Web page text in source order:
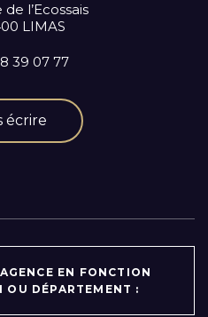
l’Ecossais
LIMAS
39 07 77
écrire
EN FONCTION
OU DÉPARTEMENT :